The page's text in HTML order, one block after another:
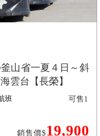
山省一夏４日～斜
雲台【長榮】
班
銷售價$19,900
可售1